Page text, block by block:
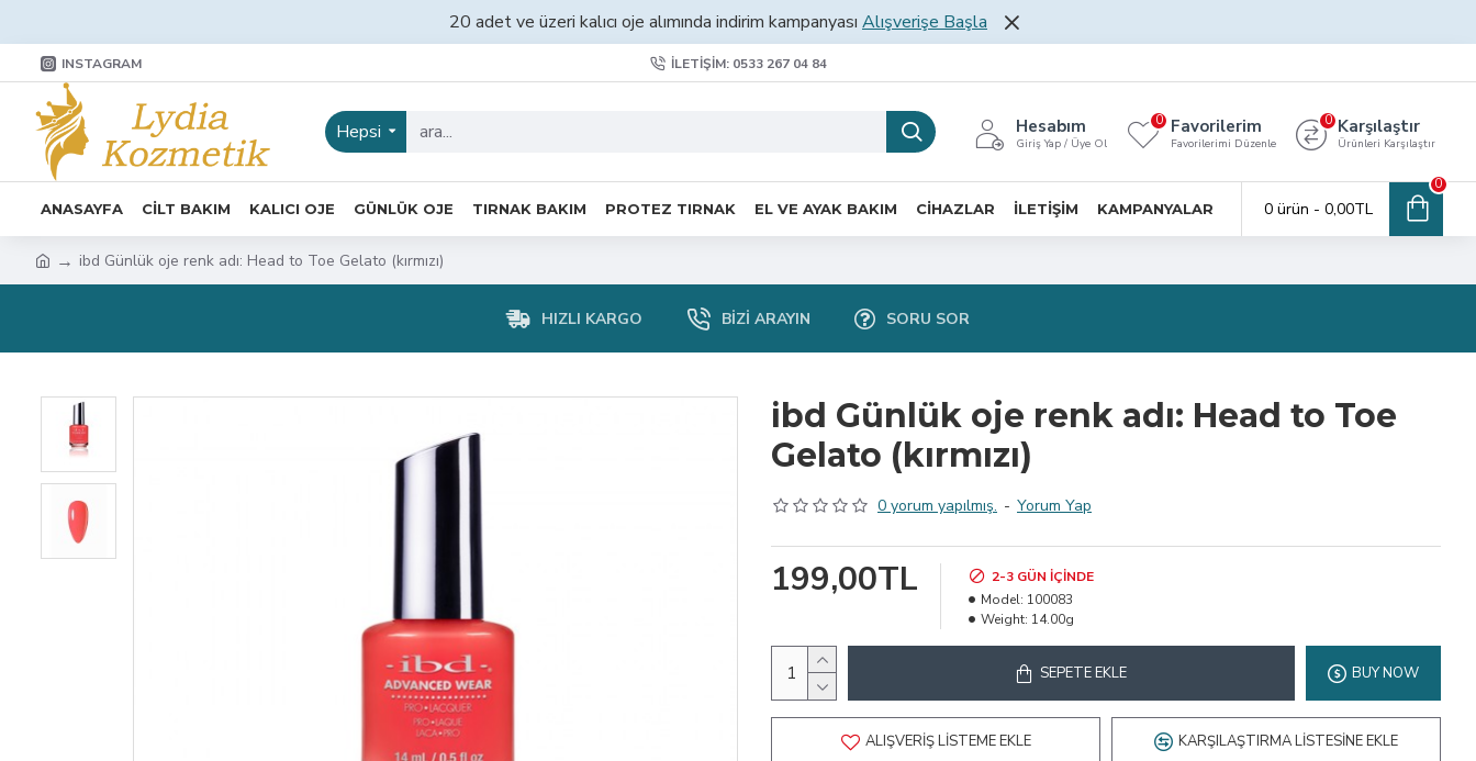
20 adet ve üzeri kalıcı oje alımında indirim kampanyası Alışverişe Başla
INSTAGRAM İLETIŞIM: 0533 267 04 84
Hepsi Hesabım
Giriş Yap / Üye Ol
Favorilerim
Favorilerimi Düzenle
0 Karşılaştır
Ürünleri Karşılaştır
0
ANASAYFA CİLT BAKIM KALICI OJE GÜNLÜK OJE TIRNAK BAKIM PROTEZ TIRNAK EL VE AYAK BAKIM CİHAZLAR İLETİŞİM KAMPANYALAR 0 ürün - 0,00TL
0
ibd Günlük oje renk adı: Head to Toe Gelato (kırmızı)
HIZLI KARGO BIZI ARAYIN SORU SOR
ibd Günlük oje renk adı: Head to Toe
Gelato (kırmızı)
0 yorum yapılmış. - Yorum Yap
199,00TL
2-3 GÜN IÇINDE
Model: 100083
Weight: 14.00g
SEPETE EKLE BUY NOW
ALIŞVERIŞ LISTEME EKLE KARŞILAŞTIRMA LISTESINE EKLE